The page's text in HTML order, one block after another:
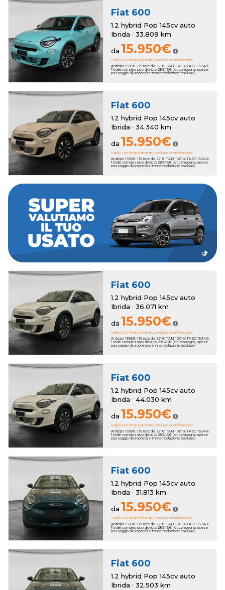
Fiat 600
1.2 hybrid Pop 145cv auto
Ibrida · 33.809 km
da 15.950€
Valido con finanziamento, escluso oneri finanziari
Anticipo 1595€. 119 rate da 221€. TAN 13.01% TAEG 15.34%.
Totale complessivo dovuto 28.946€ (kit consegna, spese
passaggio di proprietà e immatricolazione escluse)
Fiat 600
1.2 hybrid Pop 145cv auto
Ibrida · 34.340 km
da 15.950€
Valido con finanziamento, escluso oneri finanziari
Anticipo 1595€. 119 rate da 221€. TAN 13.01% TAEG 15.34%.
Totale complessivo dovuto 28.946€ (kit consegna, spese
passaggio di proprietà e immatricolazione escluse)
Hai una permuta?
Romana Auto sottrae il suo valore al momento dell'acquisto
della tua nuova auto, con una super valutazione aggiuntiva fino
a 3250€. Hai un usato da rottamare? Romana Auto ha pensato a
dei bonus anche sull'usato che vale zero!
Fiat 600
1.2 hybrid Pop 145cv auto
Ibrida · 36.071 km
da 15.950€
Valido con finanziamento, escluso oneri finanziari
Anticipo 1595€. 119 rate da 221€. TAN 13.01% TAEG 15.34%.
Totale complessivo dovuto 28.946€ (kit consegna, spese
passaggio di proprietà e immatricolazione escluse)
Fiat 600
1.2 hybrid Pop 145cv auto
Ibrida · 44.030 km
da 15.950€
Valido con finanziamento, escluso oneri finanziari
Anticipo 1595€. 119 rate da 221€. TAN 13.01% TAEG 15.34%.
Totale complessivo dovuto 28.946€ (kit consegna, spese
passaggio di proprietà e immatricolazione escluse)
Fiat 600
1.2 hybrid Pop 145cv auto
Ibrida · 31.813 km
da 15.950€
Valido con finanziamento, escluso oneri finanziari
Anticipo 1595€. 119 rate da 221€. TAN 13.01% TAEG 15.34%.
Totale complessivo dovuto 28.946€ (kit consegna, spese
passaggio di proprietà e immatricolazione escluse)
Fiat 600
1.2 hybrid Pop 145cv auto
Ibrida · 32.503 km